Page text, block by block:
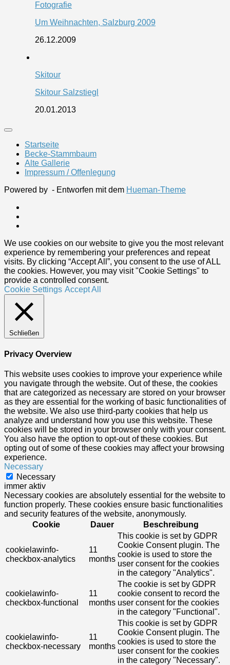
Fotografie
Um Weihnachten, Salzburg 2009
26.12.2009
Skitour
Skitour Salzstiegl
20.01.2013
Startseite
Becke-Stammbaum
Alte Gallerie
Impressum / Offenlegung
Powered by - Entworfen mit dem Hueman-Theme
We use cookies on our website to give you the most relevant
experience by remembering your preferences and repeat
visits. By clicking “Accept All”, you consent to the use of ALL
the cookies. However, you may visit "Cookie Settings" to
provide a controlled consent.
Cookie Settings Accept All
Schließen
Privacy Overview
This website uses cookies to improve your experience while
you navigate through the website. Out of these, the cookies
that are categorized as necessary are stored on your browser
as they are essential for the working of basic functionalities of
the website. We also use third-party cookies that help us
analyze and understand how you use this website. These
cookies will be stored in your browser only with your consent.
You also have the option to opt-out of these cookies. But
opting out of some of these cookies may affect your browsing
experience.
Necessary
Necessary
immer aktiv
Necessary cookies are absolutely essential for the website to
function properly. These cookies ensure basic functionalities
and security features of the website, anonymously.
Cookie
Dauer Beschreibung
cookielawinfo-
checkbox-analytics
11
months
This cookie is set by GDPR
Cookie Consent plugin. The
cookie is used to store the
user consent for the cookies
in the category "Analytics".
cookielawinfo-
checkbox-functional
11
months
The cookie is set by GDPR
cookie consent to record the
user consent for the cookies
in the category "Functional".
cookielawinfo-
checkbox-necessary
11
months
This cookie is set by GDPR
Cookie Consent plugin. The
cookies is used to store the
user consent for the cookies
in the category "Necessary".